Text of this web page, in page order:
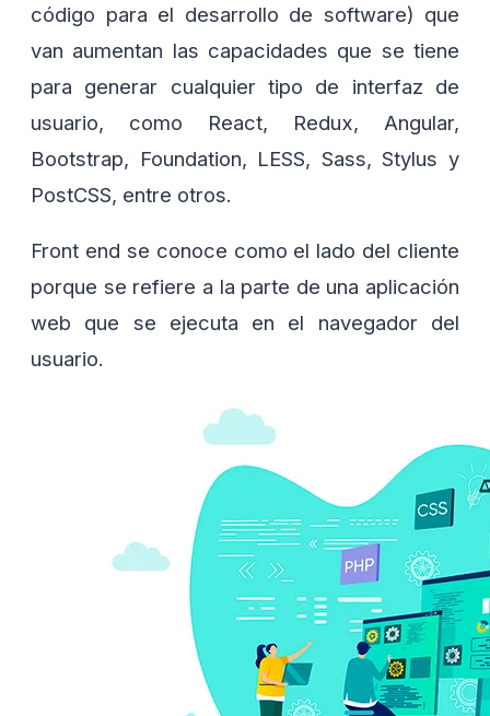
código para el desarrollo de software) que
van aumentan las capacidades que se tiene
para generar cualquier tipo de interfaz de
usuario, como React, Redux, Angular,
Bootstrap, Foundation, LESS, Sass, Stylus y
PostCSS, entre otros.
Front end se conoce como el lado del cliente
porque se refiere a la parte de una aplicación
web que se ejecuta en el navegador del
usuario.